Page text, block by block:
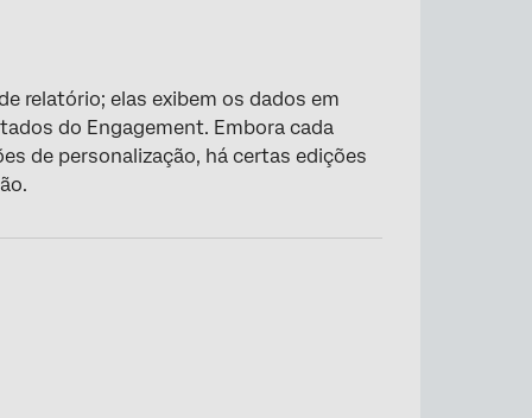
relatório; elas exibem os dados em
do Engagement. Embora cada
de personalização, há certas edições